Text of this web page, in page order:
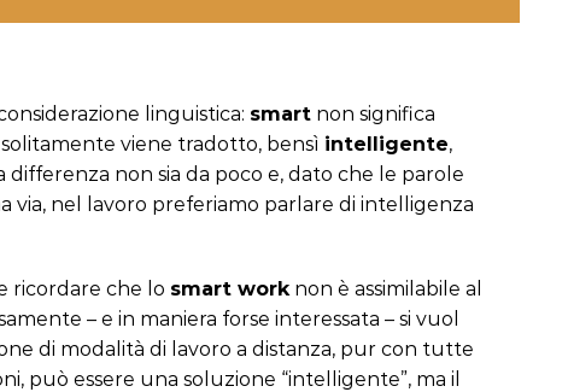
linguistica: smart non significa
viene tradotto, bensì intelligente,
differenza non sia da poco e, dato che le parole
via, nel lavoro preferiamo parlare di intelligenza
ricordare che lo smart worknon è assimilabile al
– e in maniera forse interessata – si vuol
di modalità di lavoro a distanza, pur con tutte
può essere una soluzione “intelligente”, ma il